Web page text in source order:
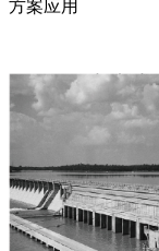
方案应用